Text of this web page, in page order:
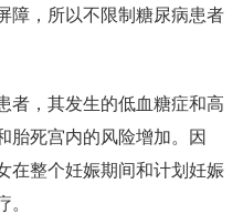
障，所以不限制糖尿病患者
者，其发生的低血糖症和高
胎死宫内的风险增加。因
在整个妊娠期间和计划妊娠
。